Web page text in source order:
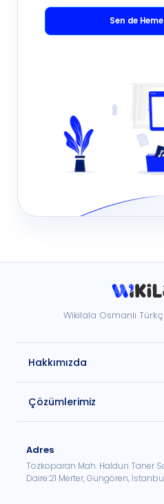
Sen de
Wikilala Osmanlı
Hakkımızda
Çözümlerimiz
Adres
Tozkoparan Mah. Haldun Taner
Daire:21 Merter, Güngören,